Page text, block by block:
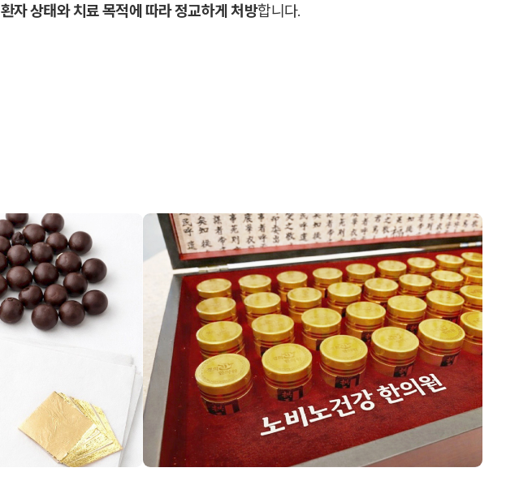
환자 상태와 치료 목적에 따라 정교하게 처방합니다.